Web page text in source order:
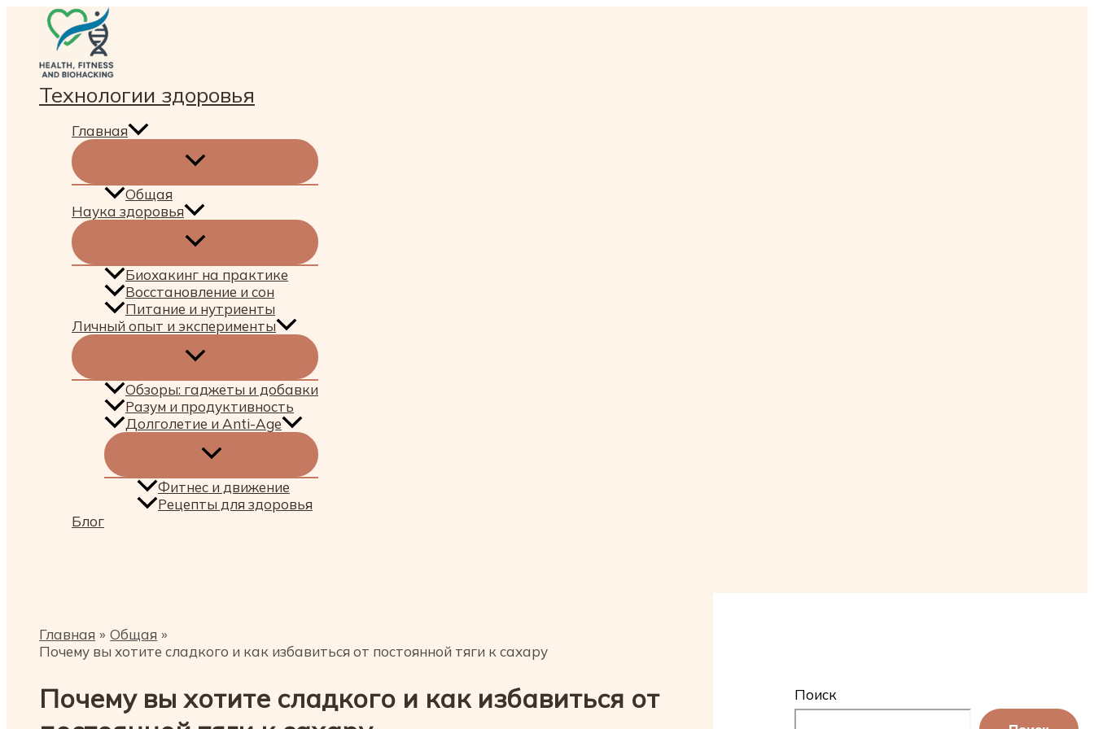
Перейти
содержимому
Технологии здоровья
Главная
Общая
Наука здоровья
Биохакинг на практике
Восстановление и сон
Питание и нутриенты
Личный опыт и эксперименты
Обзоры: гаджеты и добавки
Разум и продуктивность
Долголетие и Anti-Age
Фитнес и движение
Рецепты для здоровья
Блог
Главная
Общая
Почему вы хотите сладкого и как избавиться от постоянной тяги к сахару
Почему вы хотите сладкого и как избавиться от
Поиск